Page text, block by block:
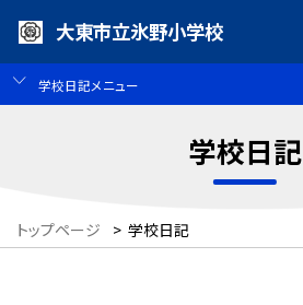
大東市立氷野小学校
学校日記メニュー
学校日記
トップページ > 学校日記